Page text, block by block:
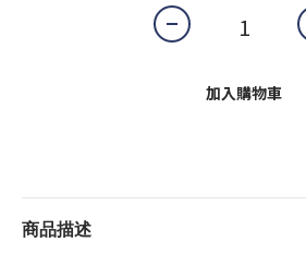
加入購物車
商品描述